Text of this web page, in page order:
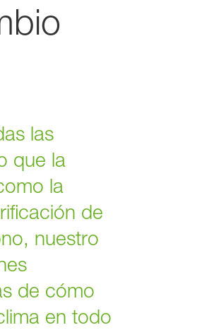
las
que la
la
de
nuestro
de cómo
en todo